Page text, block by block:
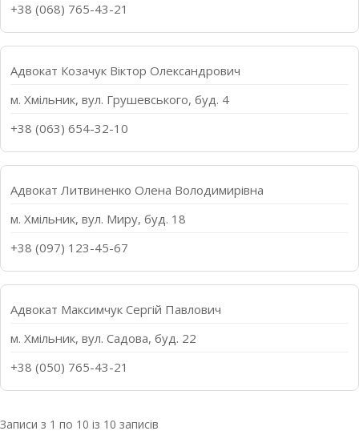
+38 (068) 765-43-21
Адвокат Козачук Віктор Олександрович
м. Хмільник, вул. Грушевського, буд. 4
+38 (063) 654-32-10
Адвокат Литвиненко Олена Володимирівна
м. Хмільник, вул. Миру, буд. 18
+38 (097) 123-45-67
Адвокат Максимчук Сергій Павлович
м. Хмільник, вул. Садова, буд. 22
+38 (050) 765-43-21
Записи з 1 по 10 із 10 записів